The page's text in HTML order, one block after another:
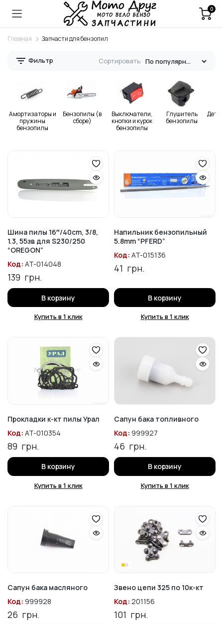
0
Главная Запчасти для бензопил
Фильтр Сортировать
Амортизаторы и
пружины
бензопилы
Бензопилы (в
сборе)
Выключатели,
кнопки и курок
бензопилы
Глушитель
бензопилы
Шина пилы 16″/40cm, 3/8,
1.3, 55зв для S230/250
“OREGON”
Код: AT-014048
139 грн.
В корзину
Купить в 1 клик
Напильник бензопильный
5.8mm “PFERD”
Код: AT-015136
41 грн.
В корзину
Купить в 1 клик
Прокладки к-кт пилы Урал
Код: AT-010354
89 грн.
В корзину
Купить в 1 клик
Сапун бака топливного
Код: 999927
46 грн.
В корзину
Купить в 1 клик
Сапун бака масляного
Код: 999928
26 грн.
Звено цепи 325 по 10к-кт
Код: 201156
101 грн.